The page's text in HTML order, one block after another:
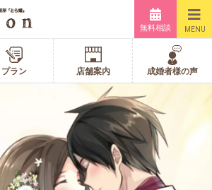
無料相談 MENU
プラン 店舗案内 成婚者様の声